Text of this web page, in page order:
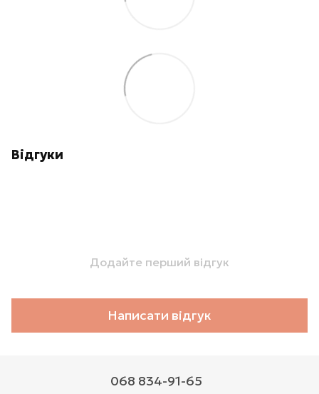
Відгуки
Додайте перший відгук
Написати відгук
068 834-91-65